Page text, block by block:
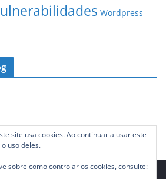
Wordpress
site usa cookies. Ao continuar a usar este
uso deles.
sobre como controlar os cookies, consulte: